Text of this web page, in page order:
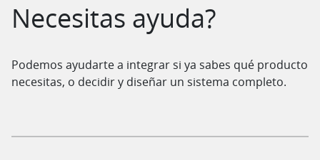
Necesitas ayuda?
Podemos ayudarte a integrar si ya sabes qué producto
necesitas, o decidir y diseñar un sistema completo.